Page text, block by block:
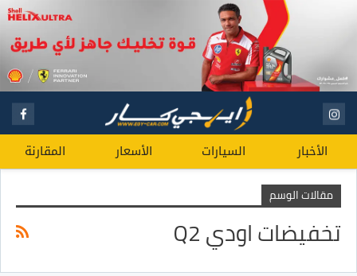
الأخبار السيارات الأسعار المقارنة
مقالات الوسم
تخفيضات اودي Q2